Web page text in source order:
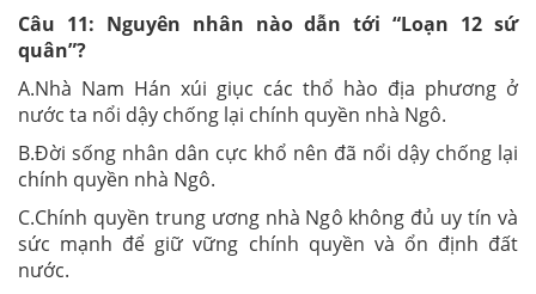
Câu 11: Nguyên nhân nào dẫn tới “Loạn 12 sứ
quân”?
A.Nhà Nam Hán xúi giục các thổ hào địa phương ở
nước ta nổi dậy chống lại chính quyền nhà Ngô.
B.Đời sống nhân dân cực khổ nên đã nổi dậy chống lại
chính quyền nhà Ngô.
C.Chính quyền trung ương nhà Ngô không đủ uy tín và
sức mạnh để giữ vững chính quyền và ổn định đất
nước.